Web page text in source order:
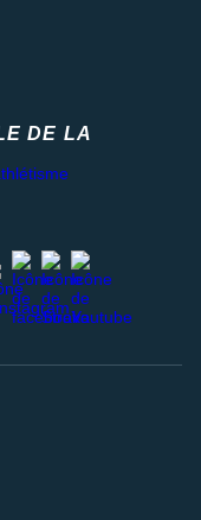
DE LA
facebook
stravayoutube